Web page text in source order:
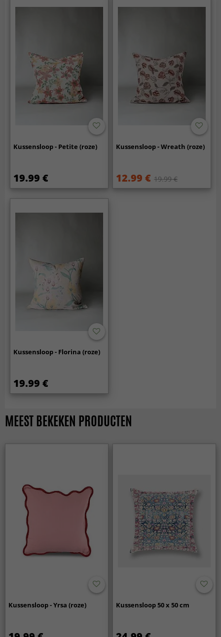
Kussensloop - Petite (roze)
19.99 €
Kussensloop - Wreath (roze)
12.99 € 19.99 €
Kussensloop - Florina (roze)
19.99 €
MEEST BEKEKEN PRODUCTEN
Kussensloop - Yrsa (roze) Kussensloop 50 x 50 cm